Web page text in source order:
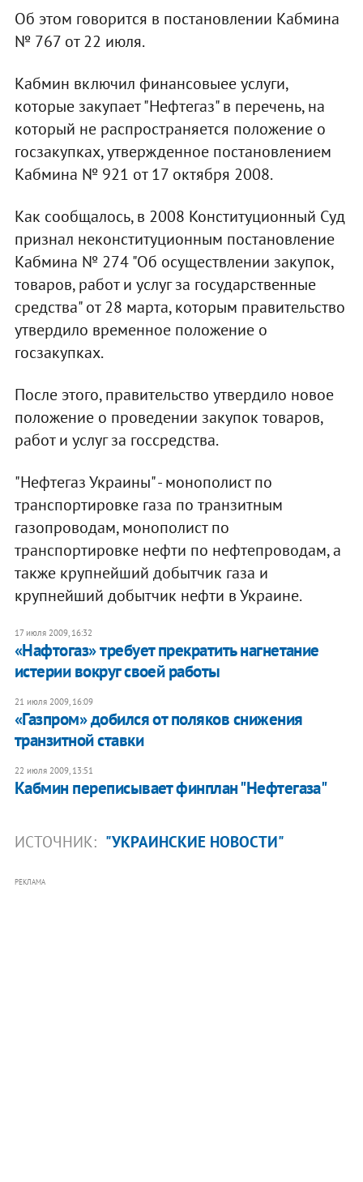
Об этом говорится в постановлении Кабмина
№ 767 от 22 июля.
Кабмин включил финансовыее услуги,
которые закупает "Нефтегаз" в перечень, на
который не распространяется положение о
госзакупках, утвержденное постановлением
Кабмина № 921 от 17 октября 2008.
Как сообщалось, в 2008 Конституционный Суд
признал неконституционным постановление
Кабмина № 274 "Об осуществлении закупок,
товаров, работ и услуг за государственные
средства" от 28 марта, которым правительство
утвердило временное положение о
госзакупках.
После этого, правительство утвердило новое
положение о проведении закупок товаров,
работ и услуг за госсредства.
"Нефтегаз Украины" - монополист по
транспортировке газа по транзитным
газопроводам, монополист по
транспортировке нефти по нефтепроводам, а
также крупнейший добытчик газа и
крупнейший добытчик нефти в Украине.
17 июля 2009, 16:32
«Нафтогаз» требует прекратить нагнетание
истерии вокруг своей работы
21 июля 2009, 16:09
«Газпром» добился от поляков снижения
транзитной ставки
22 июля 2009, 13:51
Кабмин переписывает финплан "Нефтегаза"
ИСТОЧНИК: "УКРАИНСКИЕ НОВОСТИ"
РЕКЛАМА